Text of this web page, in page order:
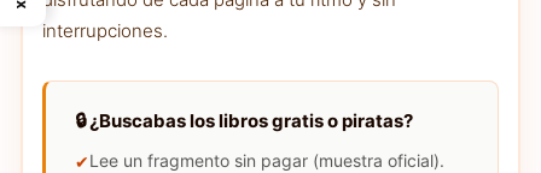
interrupciones.
🔒 ¿Buscabas los libros gratis o piratas?
Lee un fragmento sin pagar (muestra oficial).